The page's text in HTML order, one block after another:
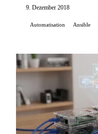
9. Dezember 2018
Automatisation Ansible